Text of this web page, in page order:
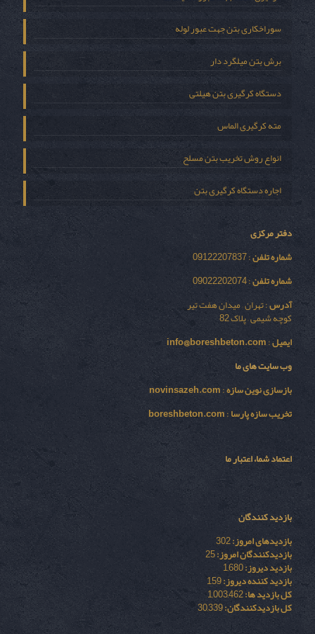
سوراخکاری بتن جهت عبور لوله
برش بتن میلگرد دار
دستگاه کرگیری بتن هیلتی
مته کرگیری الماس
انواع روش تخریب بتن مسلح
اجاره دستگاه کرگیری بتن
دفتر مرکزی
شماره تلفن: 09122207837
شماره تلفن: 09022202074
آدرس: تهران – میدان هفت تیر
کوچه شیمی – پلاک 82
ایمیل:
info@boreshbeton.com
وب سایت های ما
بازسازی نوين سازه:
novinsazeh.com
تخریب سازه پارسا:
boreshbeton.com
اعتماد شما، اعتبار ما
بازدید کنندگان
بازدیدهای امروز:302
بازدیدکنندگان امروز:25
بازدید دیروز:1,680
بازدید کننده دیروز:159
کل بازدید ها:1,003,462
کل بازدیدکنند‌گان:30,339